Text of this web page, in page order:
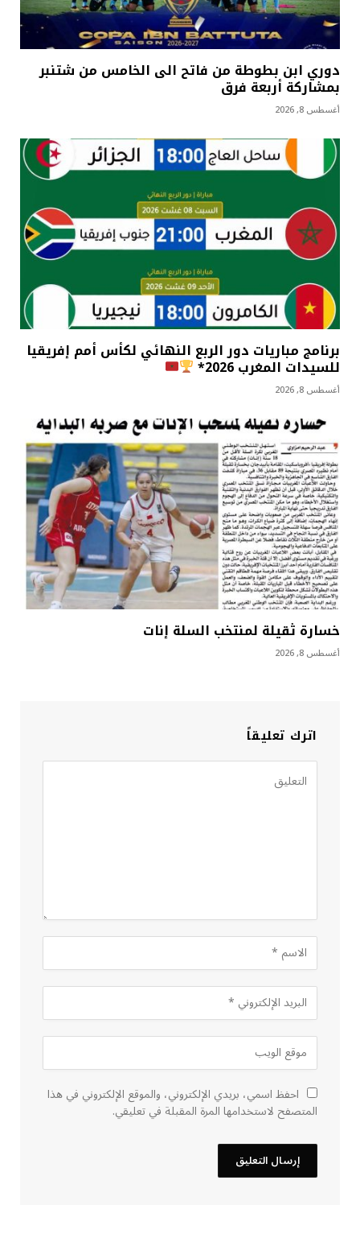
دوري ابن بطوطة من فاتح الى الخامس من شتنبر
بمشاركة أربعة فرق
أغسطس 8, 2026
برنامج مباريات دور الربع النهائي لكأس أمم إفريقيا
للسيدات المغرب 2026*
أغسطس 8, 2026
خسارة ثقيلة لمنتخب السلة إنات
أغسطس 8, 2026
اترك تعليقاً
احفظ اسمي، بريدي الإلكتروني، والموقع الإلكتروني في هذا
المتصفح لاستخدامها المرة المقبلة في تعليقي.